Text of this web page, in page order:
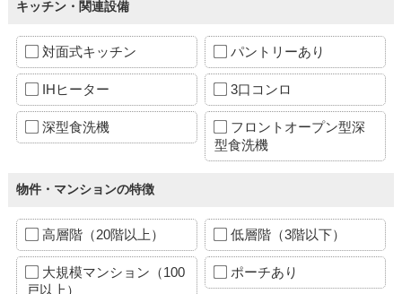
キッチン・関連設備
対面式キッチン パントリーあり
IHヒーター 3口コンロ
深型食洗機
フロントオープン型深
型食洗機
物件・マンションの特徴
高層階（20階以上） 低層階（3階以下）
大規模マンション（100
戸以上）
ポーチあり